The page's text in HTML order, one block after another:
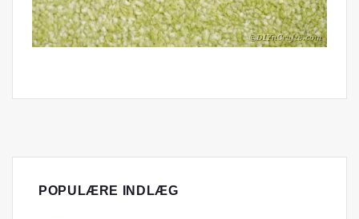
POPULÆRE INDLÆG